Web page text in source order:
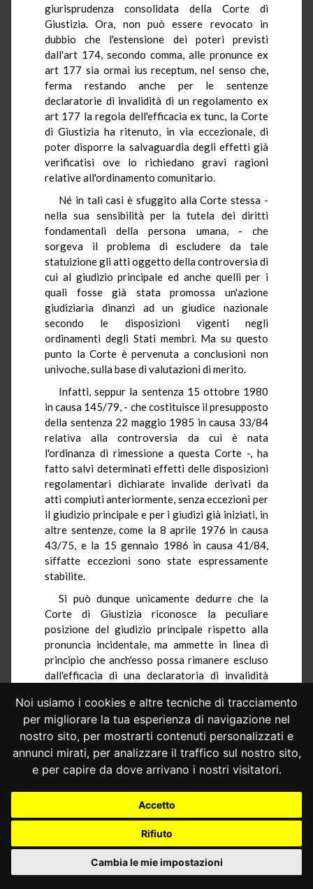
Noi usiamo i cookies e altre tecniche di tracciamento
per migliorare la tua esperienza di navigazione nel
nostro sito, per mostrarti contenuti personalizzati e
annunci mirati, per analizzare il traffico sul nostro sito,
e per capire da dove arrivano i nostri visitatori.
Accetto
Rifiuto
Cambia le mie impostazioni
giurisprudenza consolidata della Corte di
Giustizia. Ora, non può essere revocato in
dubbio che l'estensione dei poteri previsti
dall'art 174, secondo comma, alle pronunce ex
art 177 sia ormai ius receptum, nel senso che,
ferma restando anche per le sentenze
declaratorie di invalidità di un regolamento ex
art 177 la regola dell'efficacia ex tunc, la Corte
di Giustizia ha ritenuto, in via eccezionale, di
poter disporre la salvaguardia degli effetti già
verificatisi ove lo richiedano gravi ragioni
relative all'ordinamento comunitario.
Né in tali casi è sfuggito alla Corte stessa -
nella sua sensibilità per la tutela dei diritti
fondamentali della persona umana, - che
sorgeva il problema di escludere da tale
statuizione gli atti oggetto della controversia di
cui al giudizio principale ed anche quelli per i
quali fosse già stata promossa un'azione
giudiziaria dinanzi ad un giudice nazionale
secondo le disposizioni vigenti negli
ordinamenti degli Stati membri. Ma su questo
punto la Corte è pervenuta a conclusioni non
univoche, sulla base di valutazioni di merito.
Infatti, seppur la sentenza 15 ottobre 1980
in causa 145/79, - che costituisce il presupposto
della sentenza 22 maggio 1985 in causa 33/84
relativa alla controversia da cui è nata
l'ordinanza di rimessione a questa Corte -, ha
fatto salvi determinati effetti delle disposizioni
regolamentari dichiarate invalide derivati da
atti compiuti anteriormente, senza eccezioni per
il giudizio principale e per i giudizi già iniziati, in
altre sentenze, come la 8 aprile 1976 in causa
43/75, e la 15 gennaio 1986 in causa 41/84,
siffatte eccezioni sono state espressamente
stabilite.
Si può dunque unicamente dedurre che la
Corte di Giustizia riconosce la peculiare
posizione del giudizio principale rispetto alla
pronuncia incidentale, ma ammette in linea di
principio che anch'esso possa rimanere escluso
dall'efficacia di una declaratoria di invalidità
effetto per gli atti pregressi.
6. - In secondo luogo si deve verificare
l'effettiva portata della pronuncia incidentale
della Corte di Giustizia rispetto al giudizio
principale pendente dinanzi al giudice a quo: su
questo punto un'attenta lettura della sentenza
22 maggio 1985 conduce a conclusioni
determinanti ai fini della decisione.
ampiamente detto in narrativa -, aveva
sottoposto alla Corte di Giustizia la seguente